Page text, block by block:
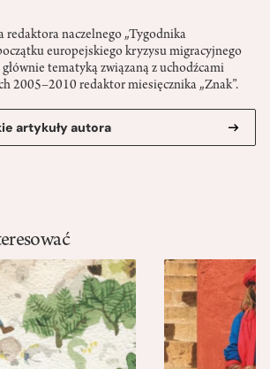
redaktora naczelnego „Tygodnika
europejskiego kryzysu migracyjnego
tematyką związaną z uchodźcami
2005–2010 redaktor miesięcznika „Znak”.
artykuły autora